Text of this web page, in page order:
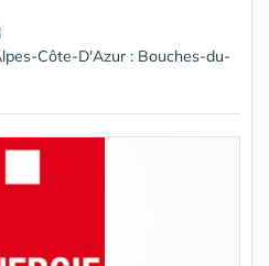
Côte-D'Azur : Bouches-du-